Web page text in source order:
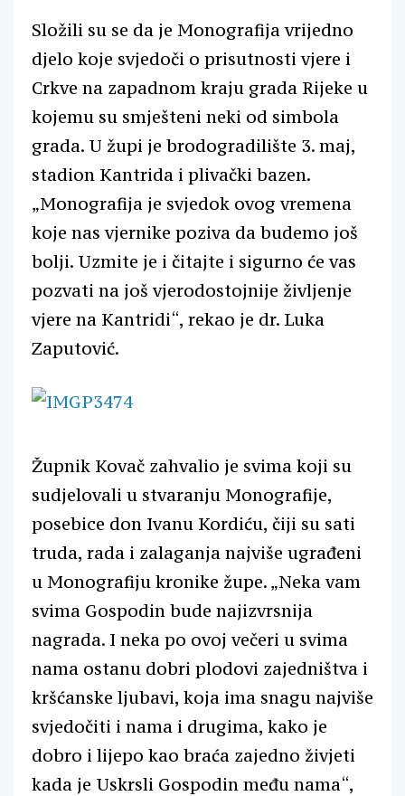
Složili su se da je Monografija vrijedno
djelo koje svjedoči o prisutnosti vjere i
Crkve na zapadnom kraju grada Rijeke u
kojemu su smješteni neki od simbola
grada. U župi je brodogradilište 3. maj,
stadion Kantrida i plivački bazen.
„Monografija je svjedok ovog vremena
koje nas vjernike poziva da budemo još
bolji. Uzmite je i čitajte i sigurno će vas
pozvati na još vjerodostojnije življenje
vjere na Kantridi“, rekao je dr. Luka
Zaputović.
Župnik Kovač zahvalio je svima koji su
sudjelovali u stvaranju Monografije,
posebice don Ivanu Kordiću, čiji su sati
truda, rada i zalaganja najviše ugrađeni
u Monografiju kronike župe. „Neka vam
svima Gospodin bude najizvrsnija
nagrada. I neka po ovoj večeri u svima
nama ostanu dobri plodovi zajedništva i
kršćanske ljubavi, koja ima snagu najviše
svjedočiti i nama i drugima, kako je
dobro i lijepo kao braća zajedno živjeti
kada je Uskrsli Gospodin među nama“,